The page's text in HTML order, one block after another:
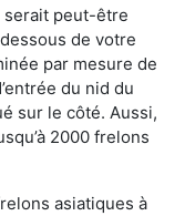
serait peut-être
de votre
par mesure de
du nid du
sur le côté. Aussi,
2000 frelons
asiatiques à